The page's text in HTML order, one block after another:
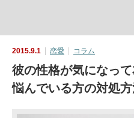
2015.9.1 恋愛 コラム
彼の性格が気になっ
悩んでいる方の対処